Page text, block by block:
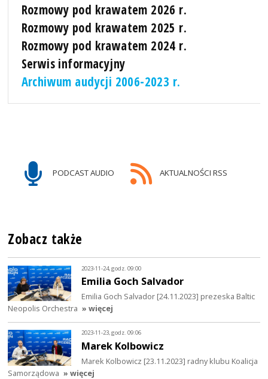
Rozmowy pod krawatem 2026 r.
Rozmowy pod krawatem 2025 r.
Rozmowy pod krawatem 2024 r.
Serwis informacyjny
Archiwum audycji 2006-2023 r.
PODCAST AUDIO AKTUALNOŚCI RSS
Zobacz także
2023-11-24, godz. 09:00
Emilia Goch Salvador
Emilia Goch Salvador [24.11.2023] prezeska Baltic
Neopolis Orchestra » więcej
2023-11-23, godz. 09:06
Marek Kolbowicz
Marek Kolbowicz [23.11.2023] radny klubu Koalicja
Samorządowa » więcej